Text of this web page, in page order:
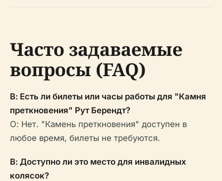
Часто задаваемые
вопросы (FAQ)
В: Есть ли билеты или часы работы для "Камня
преткновения" Рут Берендт?
О: Нет. "Камень преткновения" доступен в
любое время, билеты не требуются.
В: Доступно ли это место для инвалидных
колясок?